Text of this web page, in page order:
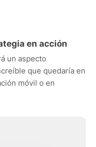
en acción
un aspecto
que quedaría en
móvil o en